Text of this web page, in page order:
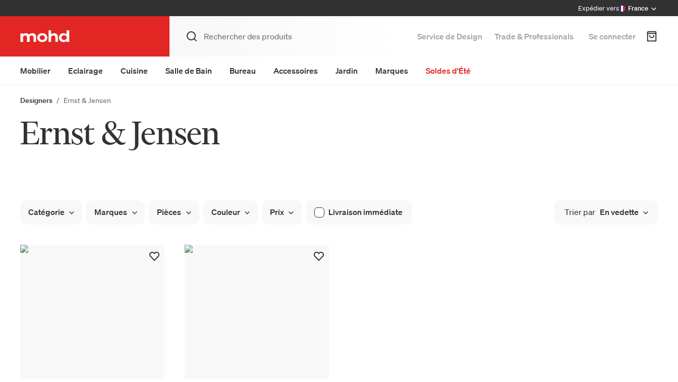
Expédier vers France
Service de Design Trade & Professionals Se connecter
Mobilier Eclairage Cuisine Salle de Bain Bureau Accessoires Jardin Marques Soldes d'Été
Designers Ernst & Jensen
Ernst & Jensen
Catégorie Marques Pièces Couleur Prix Livraison immédiate Trier par En vedette